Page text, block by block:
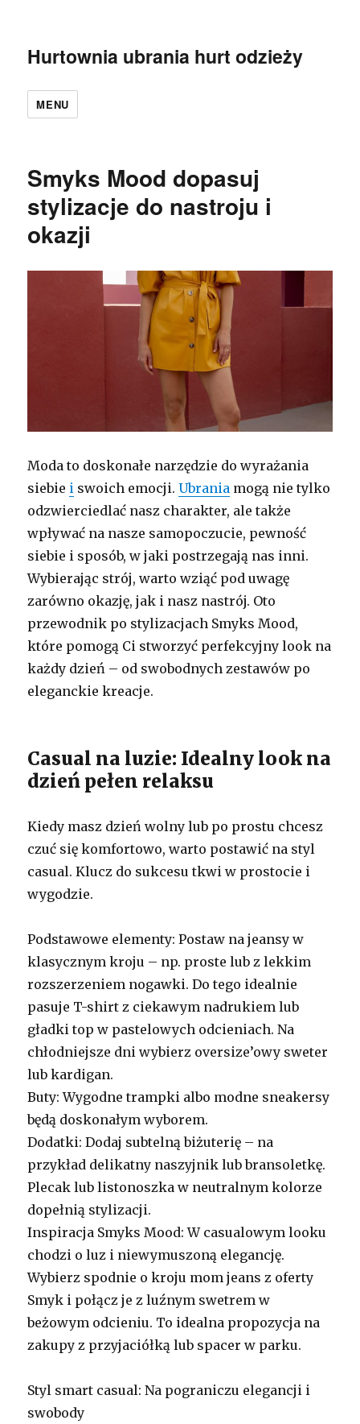
Hurtownia ubrania hurt odzieży
MENU
Smyks Mood dopasuj
stylizacje do nastroju i
okazji
Moda to doskonałe narzędzie do wyrażania
siebie i swoich emocji.Ubrania mogą nie tylko
odzwierciedlać nasz charakter, ale także
wpływać na nasze samopoczucie, pewność
siebie i sposób, w jaki postrzegają nas inni.
Wybierając strój, warto wziąć pod uwagę
zarówno okazję, jak i nasz nastrój. Oto
przewodnik po stylizacjach Smyks Mood,
które pomogą Ci stworzyć perfekcyjny look na
każdy dzień – od swobodnych zestawów po
eleganckie kreacje.
Casual na luzie: Idealny look na
dzień pełen relaksu
Kiedy masz dzień wolny lub po prostu chcesz
czuć się komfortowo, warto postawić na styl
casual. Klucz do sukcesu tkwi w prostocie i
wygodzie.
Podstawowe elementy: Postaw na jeansy w
klasycznym kroju – np. proste lub z lekkim
rozszerzeniem nogawki. Do tego idealnie
pasuje T-shirt z ciekawym nadrukiem lub
gładki top w pastelowych odcieniach. Na
chłodniejsze dni wybierz oversize’owy sweter
lub kardigan.
Buty: Wygodne trampki albo modne sneakersy
będą doskonałym wyborem.
Dodatki: Dodaj subtelną biżuterię – na
przykład delikatny naszyjnik lub bransoletkę.
Plecak lub listonoszka w neutralnym kolorze
dopełnią stylizacji.
Inspiracja Smyks Mood: W casualowym looku
chodzi o luz i niewymuszoną elegancję.
Wybierz spodnie o kroju mom jeans z oferty
Smyk i połącz je z luźnym swetrem w
beżowym odcieniu. To idealna propozycja na
zakupy z przyjaciółką lub spacer w parku.
Styl smart casual: Na pograniczu elegancji i
swobody